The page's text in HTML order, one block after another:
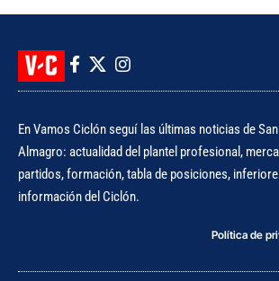
En Vamos Ciclón seguí las últimas noticias de
Almagro: actualidad del plantel profesional,
partidos, formación, tabla de posiciones,
información del Ciclón.
Política de